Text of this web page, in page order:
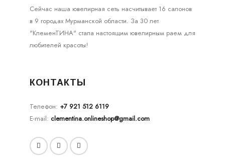
Сейчас наша ювелирная сеть насчитывает 16 салонов
в 9 городах Мурманской области. За 30 лет
"КлеменТИНА" стала настоящим ювелирным раем для
любителей красоты!
КОНТАКТЫ
Телефон: +7 921 512 6119
E-mail: clementina.onlineshop@gmail.com